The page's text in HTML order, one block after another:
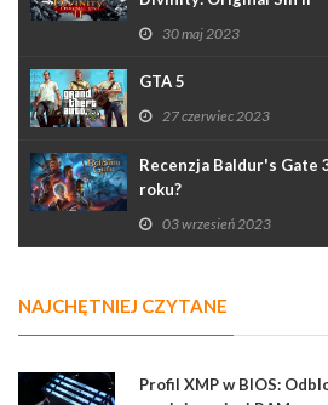
30 maj 2023
GTA 5
27 czerwiec 2023
Recenzja Baldur's Gate
roku?
03 wrzesień 2023
NAJCHĘTNIEJ CZYTANE
Profil XMP w BIOS: